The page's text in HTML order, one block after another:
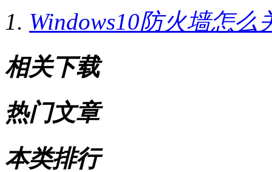
Windows10防火墙怎
相关下载
热门文章
本类排行